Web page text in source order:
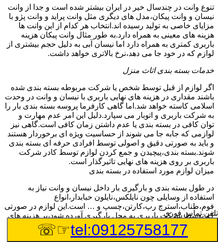
تنوع وانت در چندسال خیر در ایران بیشتر شده است و جدا از وانت
نیسان و وانت پیکان،مدل های دیگری مثل وانت پراید و وانت پژو با
مزایای خاصی به تولید رسیده اند.انتخاب هر کدام از این وانت ها
هزینه های معینی به همراه دارد.به طور مثال وانت پیکان هزینه
باربری کمتری به همراه دارد اما نیسان آبی به دلیل حجم بیشتری از
لوازم که در خود جا می دهد،نرخ بالاتری خواهد داشت.
خدمات بسته بندی اثاث منزل
اگر لوازم از قبل توسط شخص یا شرکت مربوطه بسته بندی شده
باشند مقداری در هزینه های نهایی باربری با نیسان و وانت در وحدت
اسلامی کاسته خواهد شد.اما گاهی کارفرما پروسه بسته بندی بار را
به شرکت باربری و اتوبار می سپارد.دلیل این امر عدم مهارت و
توان کافی در بسته بندی یا عدم داشتن زمان کافی است.گاهی نیز
لوازمی که جابه جا می شوند از حساسیت ویژه ای برخوردار هستند
و باید به صورتی دقیق و اصولی توسط افرادی حرفه ای بسته بندی
شوند.بسته بندی،پیچیدن و جمع کردن لوازم توسط کادر شرکت
باربری بر روی هزینه های نهایی تاثیرگذار است.
میزان لوازم مورد استفاده در بسته بندی
در طول بسته بندی و بارگیری بار داخل نیسان و وانت نیاز به
استفاده از وسایلی چون نایلکس،نایلون حبابدار،انواع
فوم،طناب،استرچ رپ،کارتن،چسپ و … است.این لوازم در صورتی
که توسط شرکت باربری به محل بارگیری آورده شود،بر هزینه های
نهایی می افزاید.
چیدمان بار و اثاث
تلفن تماس فوری
tel:09125758177
☞☏